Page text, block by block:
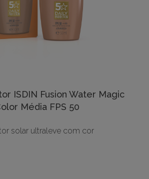
ISDIN Fusion Water Magic
Média FPS 50
solar ultraleve com cor